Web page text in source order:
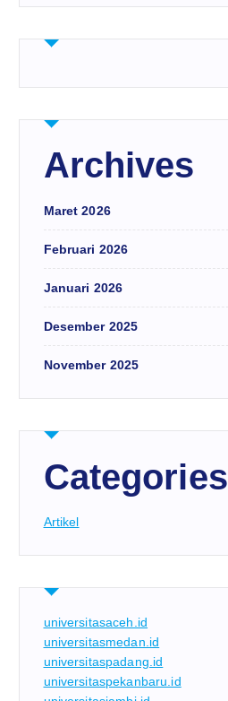
Archives
Maret 2026
Februari 2026
Januari 2026
Desember 2025
November 2025
Categories
Artikel
universitasaceh.id
universitasmedan.id
universitaspadang.id
universitaspekanbaru.id